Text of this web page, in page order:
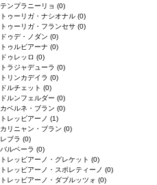
テンプラニーリョ (0)
トゥーリガ・ナシオナル (0)
トゥーリガ・フランセサ (0)
ドゥデ・ノダン (0)
トゥルビアーナ (0)
ドゥレッロ (0)
トラジャデューラ (0)
トリンカデイラ (0)
ドルチェット (0)
ドルンフェルダー (0)
カベルネ・ブラン (0)
トレッビアーノ (1)
カリニャン・ブラン (0)
レブラ (0)
バルベーラ (0)
トレッビアーノ・グレケット (0)
トレッビアーノ・スポレティーノ (0)
トレッビアーノ・ダブルッツォ (0)